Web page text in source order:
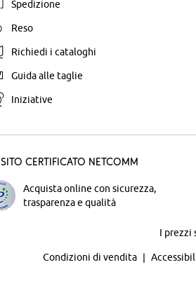
Spedizione
Reso
Richiedi i cataloghi
Guida alle taglie
Iniziative
Sito certificato Netcomm
Acquista online con sicurezza,
trasparenza e qualità
I prezzi
Condizioni di vendita